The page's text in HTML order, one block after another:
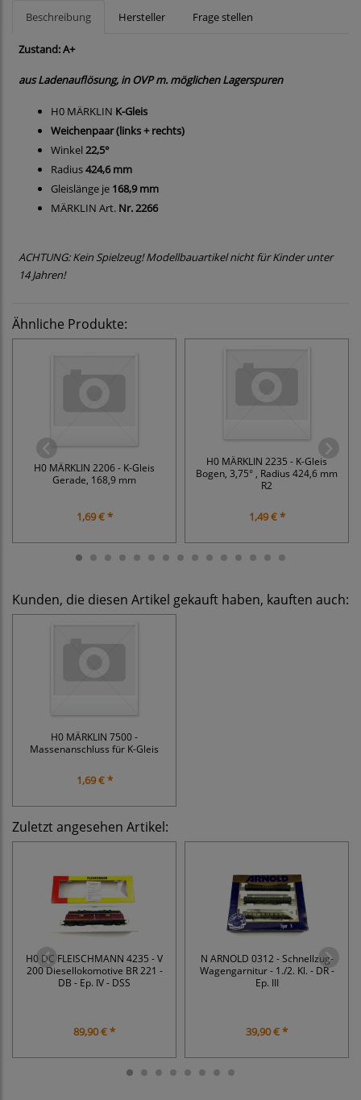
Beschreibung Hersteller Frage stellen
Zustand: A+
aus Ladenauflösung, in OVP m. möglichen Lagerspuren
H0 MÄRKLIN K-Gleis
Weichenpaar (links + rechts)
Winkel 22,5°
Radius424,6 mm
Gleislänge je 168,9 mm
MÄRKLIN Art. Nr. 2266
ACHTUNG: Kein Spielzeug! Modellbauartikel nicht für Kinder unter
14 Jahren!
Ähnliche Produkte:
H0 MÄRKLIN 2206 - K-Gleis
Gerade, 168,9 mm
1,69 € *
H0 MÄRKLIN 2235 - K-Gleis
Bogen, 3,75° , Radius 424,6 mm
R2
1,49 € *
Kunden, die diesen Artikel gekauft haben, kauften auch:
H0 MÄRKLIN 7500 -
Massenanschluss für K-Gleis
1,69 € *
Zuletzt angesehen Artikel:
H0 DC FLEISCHMANN 4235 - V
200 Diesellokomotive BR 221 -
DB - Ep. IV - DSS
89,90 € *
N ARNOLD 0312 - Schnellzug-
Wagengarnitur - 1./2. Kl. - DR -
Ep. III
39,90 € *